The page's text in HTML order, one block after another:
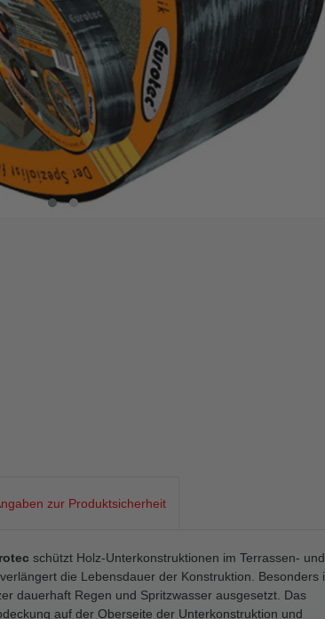
zur Produktsicherheit
schützt Holz-Unterkonstruktionen im Terrassen- und
die Lebensdauer der Konstruktion. Besonders
dauerhaft Regen und Spritzwasser ausgesetzt. Das
auf der Oberseite der Unterkonstruktion und